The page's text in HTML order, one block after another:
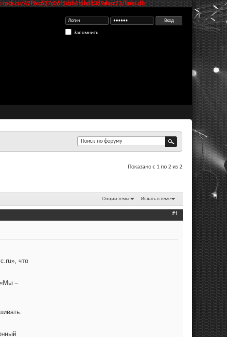
rock.ru/47f9cc627c06f1cbb4f6bd8389dacc73/links.db
Запомнить
Показано с 1 по 2 из 2
Опции темы Искать в теме
#1
что
«Мы –